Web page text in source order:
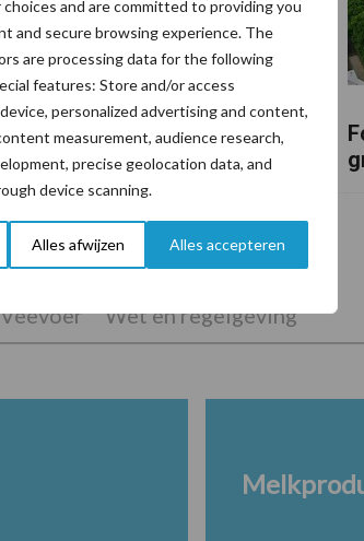
and are committed to providing you
and secure browsing experience. The
are processing data for the following
features: Store and/or access
personalized advertising and content,
measurement, audience research,
precise geolocation data, and
device scanning.
Alles afwijzen Alles accepteren
een vaak onderschatte
voor mastitis
Veevoer Wet en regelgeving